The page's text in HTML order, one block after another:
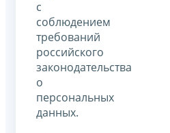
с
соблюдением
требований
российского
законодательства
о
персональных
данных.